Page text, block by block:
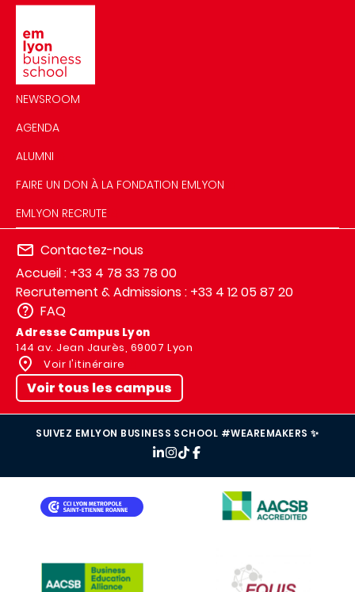
NEWSROOM
AGENDA
ALUMNI
FAIRE UN DON À LA FONDATION EMLYON
EMLYON RECRUTE
Contactez-nous
Accueil : +33 4 78 33 78 00
Recrutement & Admissions : +33 4 12 05 87 20
FAQ
Adresse Campus Lyon
144 av. Jean Jaurès, 69007 Lyon
Voir l'itinéraire
Voir tous les campus
SUIVEZ EMLYON BUSINESS SCHOOL #WEAREMAKERS ✨
IMAGE